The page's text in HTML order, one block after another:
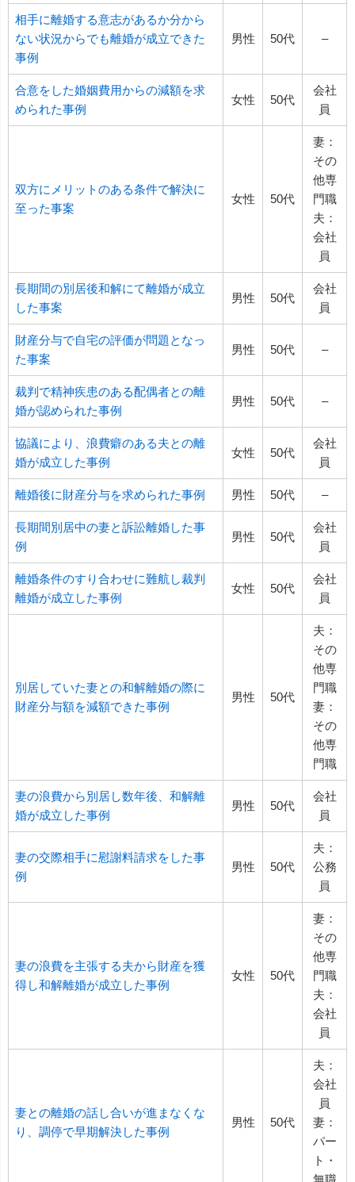
相手に離婚する意志があるか分から
ない状況からでも離婚が成立できた
事例
男性 50代 –
合意をした婚姻費用からの減額を求
められた事例
女性 50代
会社
員
双方にメリットのある条件で解決に
至った事案
女性 50代
妻：
その
他専
門職
夫：
会社
員
長期間の別居後和解にて離婚が成立
した事案
男性 50代
会社
員
財産分与で自宅の評価が問題となっ
た事案
男性 50代 –
裁判で精神疾患のある配偶者との離
婚が認められた事例
男性 50代 –
協議により、浪費癖のある夫との離
婚が成立した事例
女性 50代
会社
員
離婚後に財産分与を求められた事例 男性 50代 –
長期間別居中の妻と訴訟離婚した事
例
男性 50代
会社
員
離婚条件のすり合わせに難航し裁判
離婚が成立した事例
女性 50代
会社
員
別居していた妻との和解離婚の際に
財産分与額を減額できた事例
男性 50代
夫：
その
他専
門職
妻：
その
他専
門職
妻の浪費から別居し数年後、和解離
婚が成立した事例
男性 50代
会社
員
妻の交際相手に慰謝料請求をした事
例
男性 50代
夫：
公務
員
妻の浪費を主張する夫から財産を獲
得し和解離婚が成立した事例
女性 50代
妻：
その
他専
門職
夫：
会社
員
妻との離婚の話し合いが進まなくな
り、調停で早期解決した事例
男性 50代
夫：
会社
員
妻：
パー
ト・
無職